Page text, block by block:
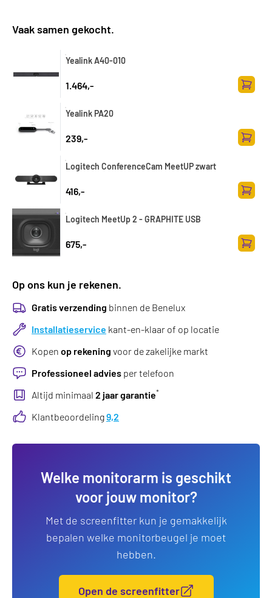
Vaak samen gekocht.
Yealink A40-010
1.464,-
Yealink PA20
239,-
Logitech ConferenceCam MeetUP zwart
416,-
Logitech MeetUp 2 - GRAPHITE USB
675,-
Op ons kun je rekenen.
Gratis verzending binnen de Benelux
Installatieservice kant-en-klaar of op locatie
Kopen op rekening voor de zakelijke markt
Professioneel advies per telefoon
Altijd minimaal 2 jaar garantie*
Klantbeoordeling9,2
Welke monitorarm is geschikt
voor jouw monitor?
Met de screenfitter kun je gemakkelijk
bepalen welke monitorbeugel je moet
hebben.
Open de screenfitter